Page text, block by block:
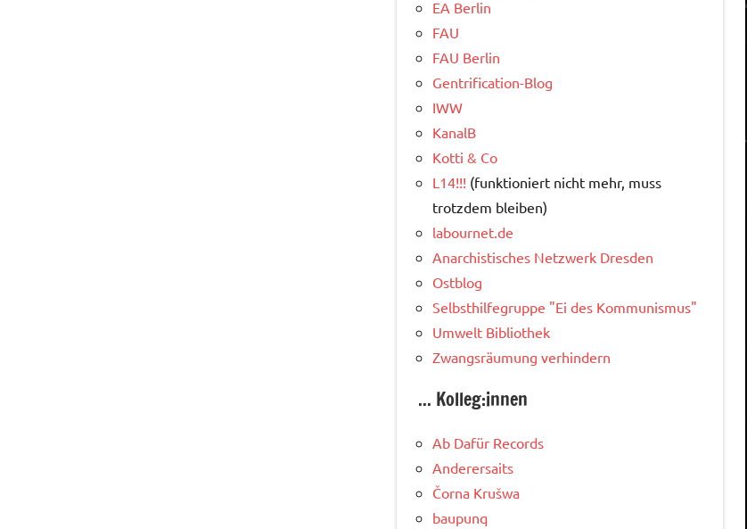
EA Berlin
FAU
FAU Berlin
Gentrification-Blog
IWW
KanalB
Kotti & Co
L14!!! (funktioniert nicht mehr, muss
trotzdem bleiben)
labournet.de
Anarchistisches Netzwerk Dresden
Ostblog
Selbsthilfegruppe "Ei des Kommunismus"
Umwelt Bibliothek
Zwangsräumung verhindern
... Kolleg:innen
Ab Dafür Records
Anderersaits
Čorna Krušwa
baupunq